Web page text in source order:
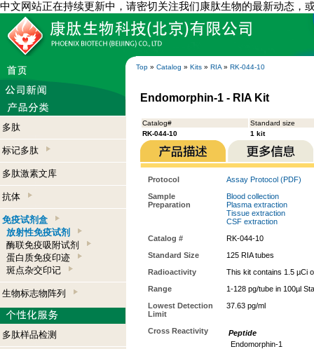
中文网站正在持续更新中，请密切关注我们康肽生物的最新动态，
Top » Catalog » Kits » RIA » RK-044-10
多肽
标记多肽
多肽激素文库
抗体
免疫试剂盒
放射性免疫试剂
酶联免疫吸附试剂
蛋白质免疫印迹
斑点杂交印记
生物标志物阵列
多肽样品检测
Endomorphin-1 - RIA Kit
Catalog#
Standard size
RK-044-10
1 kit
Protocol
Assay Protocol (PDF)
Sample
Preparation
Blood collection
Plasma extraction
Tissue extraction
CSF extraction
Catalog #
RK-044-10
Standard Size
125 RIA tubes
Radioactivity
This kit contains 1.5 µCi
Range
1-128 pg/tube in 100µl
Lowest Detection
Limit
37.63 pg/ml
Cross Reactivity
Peptide
Endomorphin-1